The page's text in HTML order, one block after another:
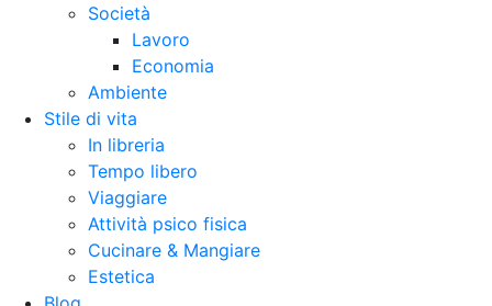
Società
Lavoro
Economia
Ambiente
Stile di vita
In libreria
Tempo libero
Viaggiare
Attività psico fisica
Cucinare & Mangiare
Estetica